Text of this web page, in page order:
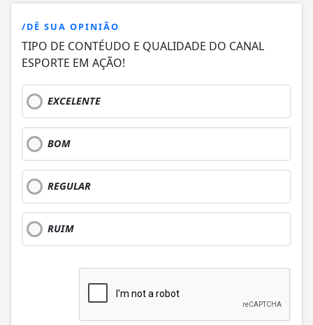
/DÊ SUA OPINIÃO
TIPO DE CONTÉUDO E QUALIDADE DO CANAL
ESPORTE EM AÇÃO!
EXCELENTE
BOM
REGULAR
RUIM